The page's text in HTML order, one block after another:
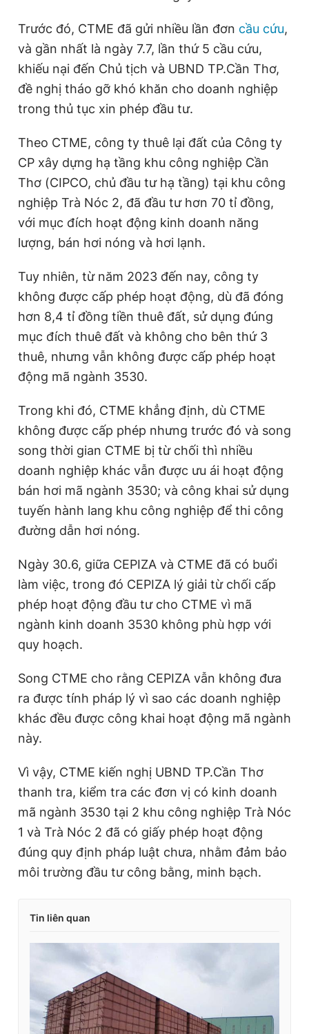
Trước đó, CTME đã gửi nhiều lần đơn cầu cứu,
và gần nhất là ngày 7.7, lần thứ 5 cầu cứu,
khiếu nại đến Chủ tịch và UBND TP.Cần Thơ,
đề nghị tháo gỡ khó khăn cho doanh nghiệp
trong thủ tục xin phép đầu tư.
Theo CTME, công ty thuê lại đất của Công ty
CP xây dựng hạ tầng khu công nghiệp Cần
Thơ (CIPCO, chủ đầu tư hạ tầng) tại khu công
nghiệp Trà Nóc 2, đã đầu tư hơn 70 tỉ đồng,
với mục đích hoạt động kinh doanh năng
lượng, bán hơi nóng và hơi lạnh.
Tuy nhiên, từ năm 2023 đến nay, công ty
không được cấp phép hoạt động, dù đã đóng
hơn 8,4 tỉ đồng tiền thuê đất, sử dụng đúng
mục đích thuê đất và không cho bên thứ 3
thuê, nhưng vẫn không được cấp phép hoạt
động mã ngành 3530.
Trong khi đó, CTME khẳng định, dù CTME
không được cấp phép nhưng trước đó và song
song thời gian CTME bị từ chối thì nhiều
doanh nghiệp khác vẫn được ưu ái hoạt động
bán hơi mã ngành 3530; và công khai sử dụng
tuyến hành lang khu công nghiệp để thi công
đường dẫn hơi nóng.
Ngày 30.6, giữa CEPIZA và CTME đã có buổi
làm việc, trong đó CEPIZA lý giải từ chối cấp
phép hoạt động đầu tư cho CTME vì mã
ngành kinh doanh 3530 không phù hợp với
quy hoạch.
Song CTME cho rằng CEPIZA vẫn không đưa
ra được tính pháp lý vì sao các doanh nghiệp
khác đều được công khai hoạt động mã ngành
này.
Vì vậy, CTME kiến nghị UBND TP.Cần Thơ
thanh tra, kiểm tra các đơn vị có kinh doanh
mã ngành 3530 tại 2 khu công nghiệp Trà Nóc
1 và Trà Nóc 2 đã có giấy phép hoạt động
đúng quy định pháp luật chưa, nhằm đảm bảo
môi trường đầu tư công bằng, minh bạch.
Tin liên quan